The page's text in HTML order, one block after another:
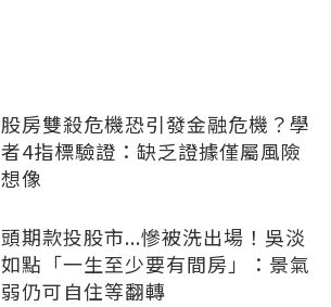
股房雙殺危機恐引發金融危機？學
者4指標驗證：缺乏證據僅屬風險
想像
頭期款投股市...慘被洗出場！吳淡
如點「一生至少要有間房」：景氣
弱仍可自住等翻轉